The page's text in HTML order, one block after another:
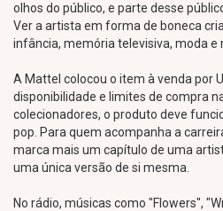
olhos do público, e parte desse
Ver a artista em forma de boneca
infância, memória televisiva, moda e
A Mattel colocou o item à venda por
disponibilidade e limites de compra
colecionadores, o produto deve
pop. Para quem acompanha a
marca mais um capítulo de uma
uma única versão de si mesma.
No rádio, músicas como "Flowers",